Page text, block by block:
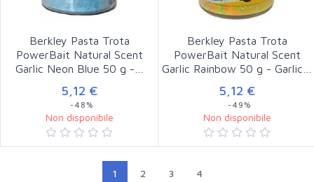
Berkley Pasta Trota
PowerBait Natural Scent
Garlic Neon Blue 50 g -…
5,12 €
-48%
Non disponibile
Berkley Pasta Trota
PowerBait Natural Scent
Garlic Rainbow 50 g - Garlic…
5,12 €
-49%
Non disponibile
1 2 3 4